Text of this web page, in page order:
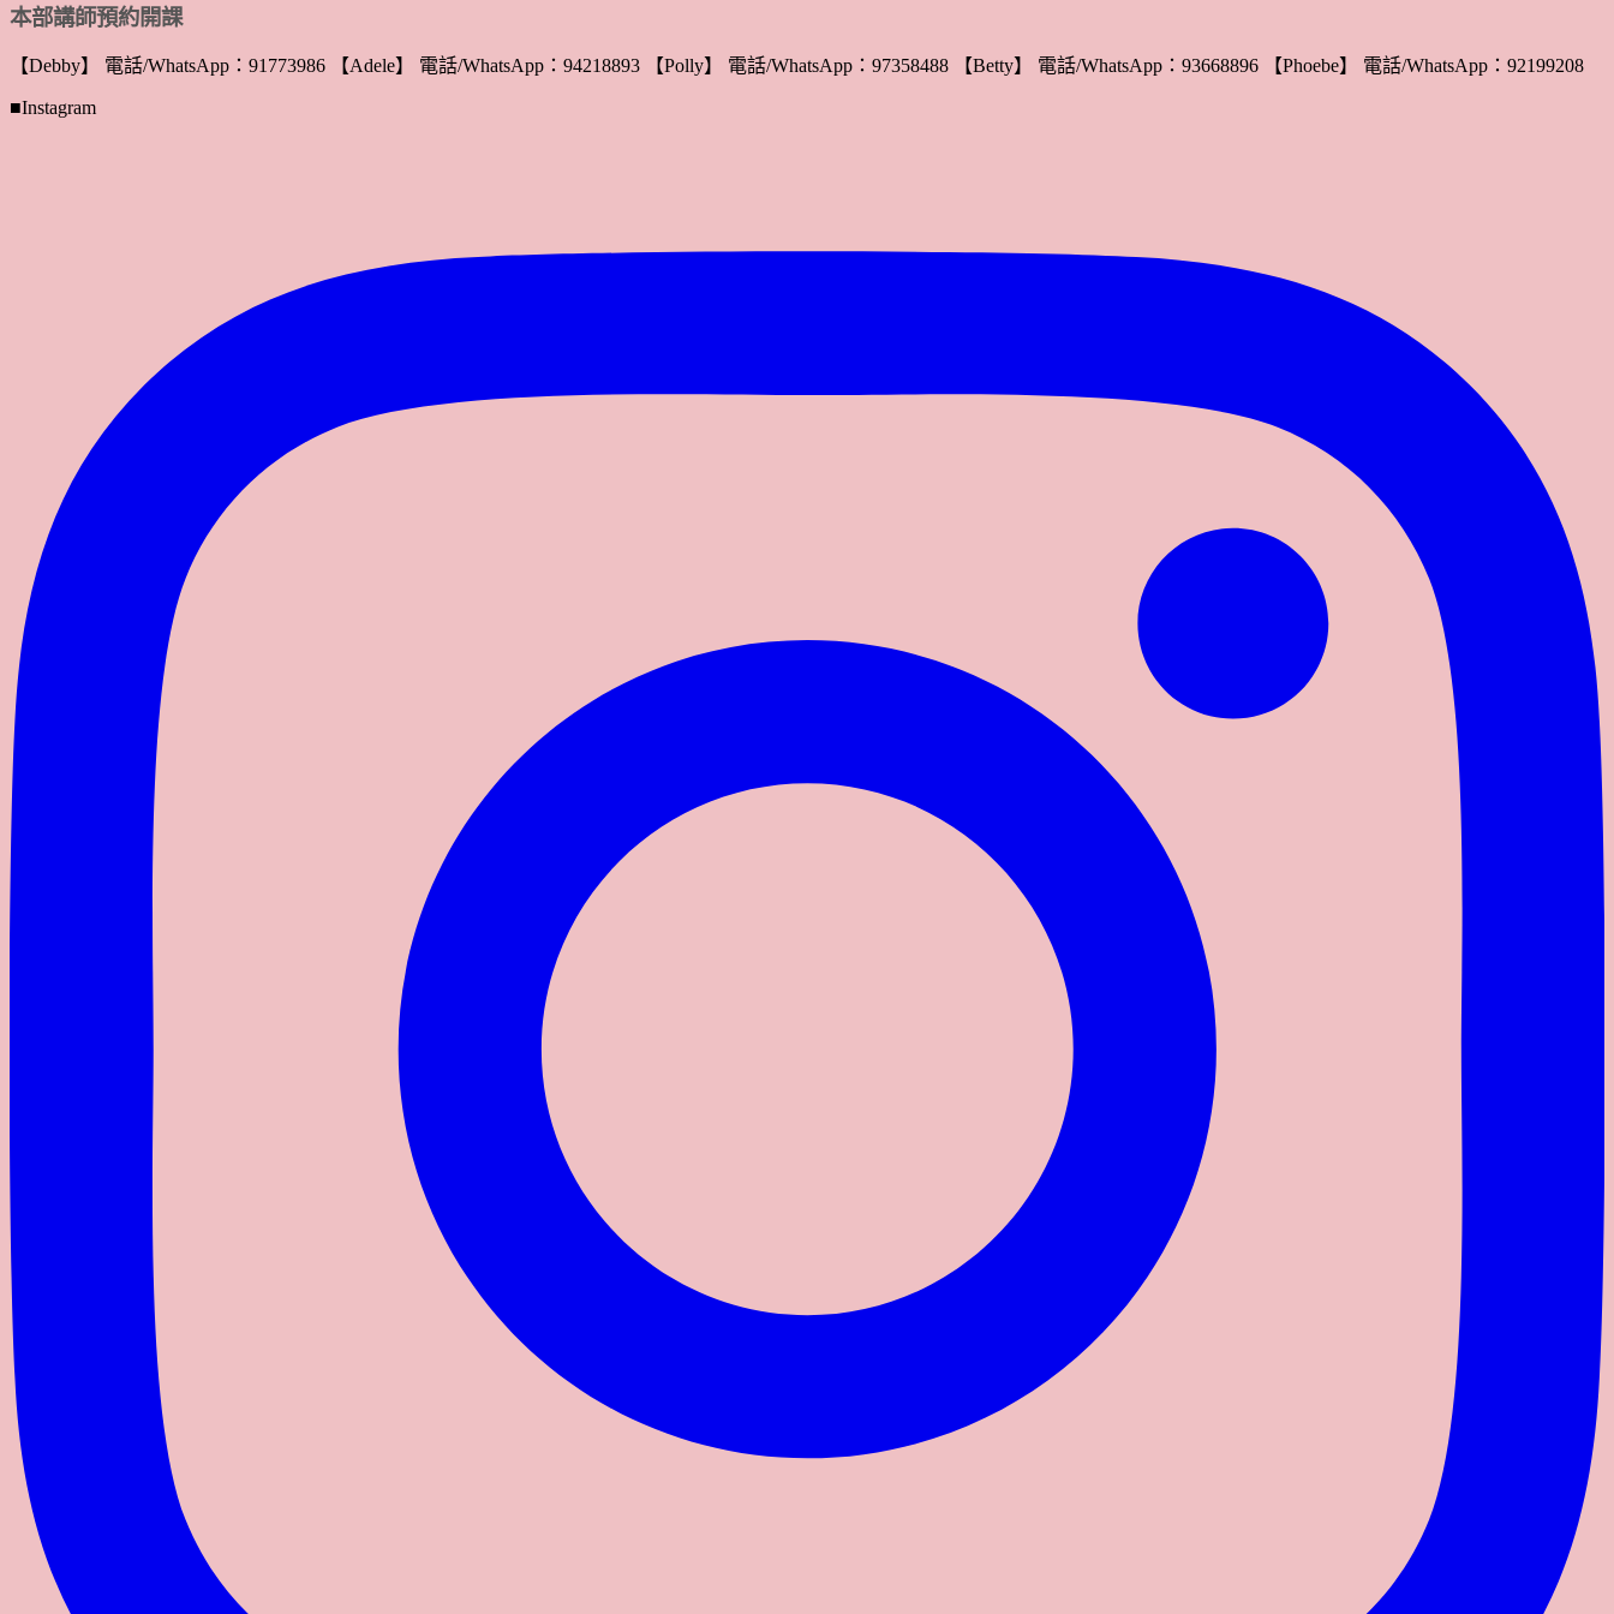
本部講師預約開課
【Debby】 電話/WhatsApp：91773986 【Adele】 電話/WhatsApp：94218893 【Polly】 電話/WhatsApp：97358488 【Betty】 電話/WhatsApp：93668896 【Phoebe】 電話/WhatsApp：92199208
■Instagram